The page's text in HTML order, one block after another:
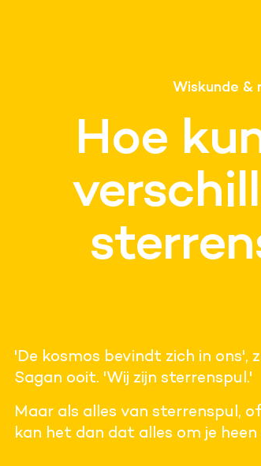
Wiskunde &
Hoe
'De kosmos bevindt zich in ons',
Sagan ooit. 'Wij zijn sterrenspul.'
Maar als alles van sterrenspul,
kan het dan dat alles om je